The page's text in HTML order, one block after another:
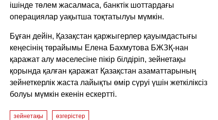
ішінде төлем жасалмаса, банктік шоттардағы
операциялар уақытша тоқтатылуы мүмкін.
Бұған дейін, Қазақстан қаржыгерлер қауымдастығы
кеңесінің төрайымы Елена Бахмутова БЖЗҚ-нан
қаражат алу мәселесіне пікір білдіріп, зейнетақы
қорында қалған қаражат Қазақстан азаматтарының
зейнеткерлік жаста лайықты өмір сүруі үшін жеткіліксіз
болуы мүмкін екенін ескертті.
зейнетақы өзгерістер